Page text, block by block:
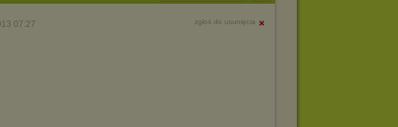
07:27 zgłoś do usunięcia